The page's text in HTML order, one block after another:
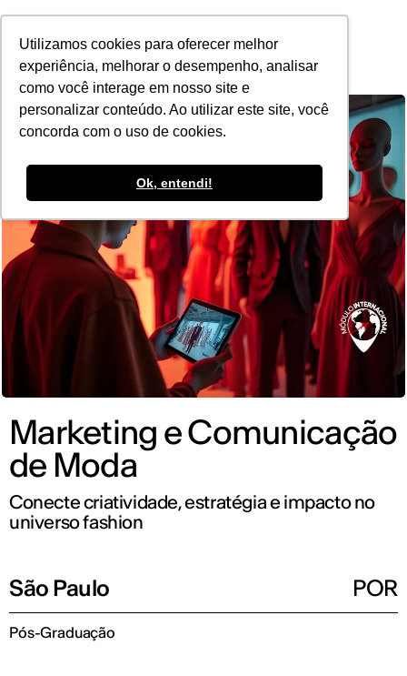
Utilizamos cookies para oferecer melhor
experiência, melhorar o desempenho, analisar
como você interage em nosso site e
personalizar conteúdo. Ao utilizar este site, você
concorda com o uso de cookies.
Ok, entendi!
POR
Marketing e Comunicação
de Moda
Conecte criatividade, estratégia e impacto no
universo fashion
São Paulo POR
Pós-Graduação